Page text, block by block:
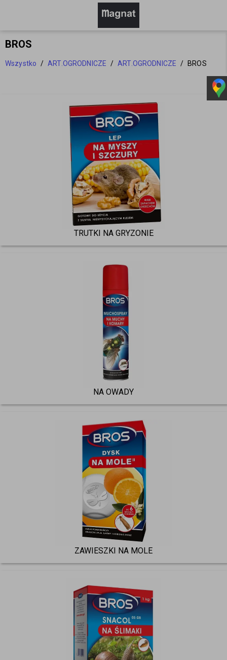
BROS
Wszystko / ART.OGRODNICZE / ART.OGRODNICZE / BROS
TRUTKI NA GRYZONIE
NA OWADY
ZAWIESZKI NA MOLE